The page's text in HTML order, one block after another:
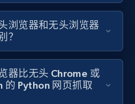
浏览器和无头浏览器
？
器比无头 Chrome 或
的 Python 网页抓取